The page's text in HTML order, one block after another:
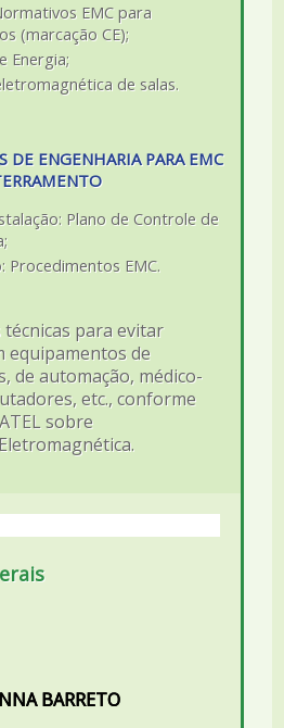
EMC para
(marcação CE);
Energia;
de salas.
DE ENGENHARIA PARA EMC
Plano de Controle de
Procedimentos EMC.
para evitar
equipamentos de
de automação, médico-
etc., conforme
sobre
BARRETO